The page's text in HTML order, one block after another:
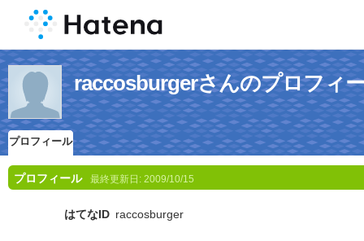
raccosburgerさんのプロフィ
プロフィール
プロフィール 最終更新日: 2009/10/15
はてなID raccosburger